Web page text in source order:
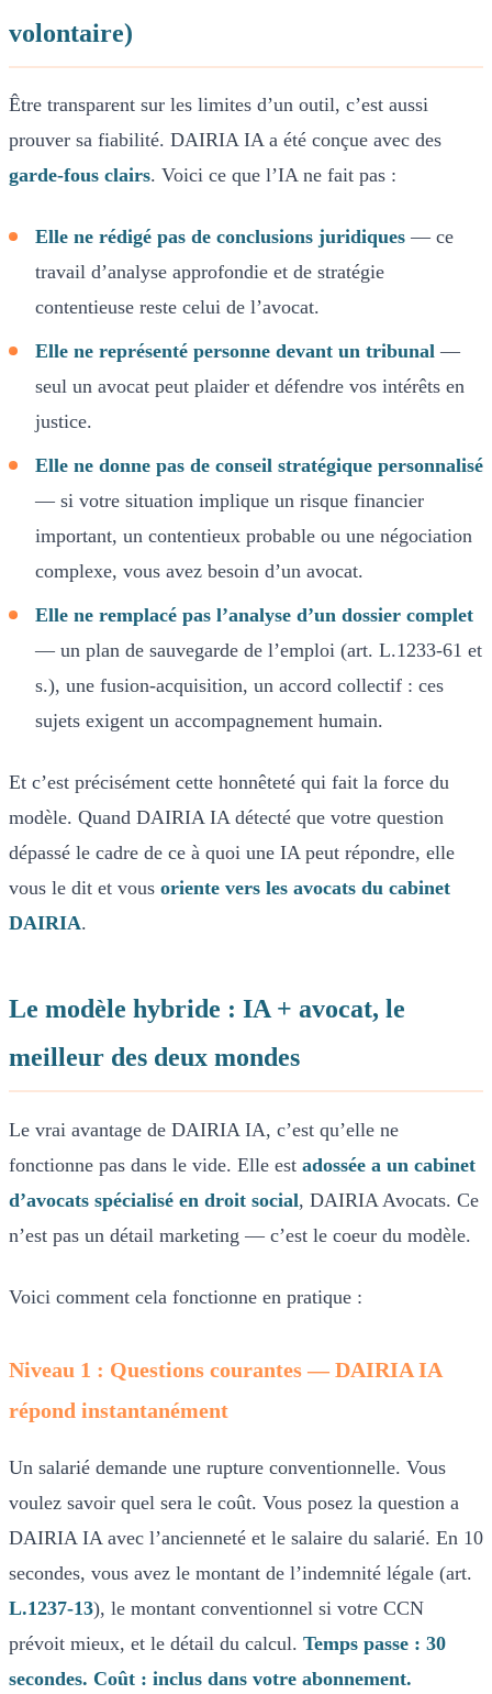
volontaire)
Être transparent sur les limites d’un outil, c’est aussi
prouver sa fiabilité. DAIRIA IA a été conçue avec des
garde-fous clairs. Voici ce que l’IA ne fait pas :
Elle ne rédigé pas de conclusions juridiques — ce
travail d’analyse approfondie et de stratégie
contentieuse reste celui de l’avocat.
Elle ne représenté personne devant un tribunal —
seul un avocat peut plaider et défendre vos intérêts en
justice.
Elle ne donne pas de conseil stratégique personnalisé
— si votre situation implique un risque financier
important, un contentieux probable ou une négociation
complexe, vous avez besoin d’un avocat.
Elle ne remplacé pas l’analyse d’un dossier complet
— un plan de sauvegarde de l’emploi (art. L.1233-61 et
s.), une fusion-acquisition, un accord collectif : ces
sujets exigent un accompagnement humain.
Et c’est précisément cette honnêteté qui fait la force du
modèle. Quand DAIRIA IA détecté que votre question
dépassé le cadre de ce à quoi une IA peut répondre, elle
vous le dit et vous oriente vers les avocats du cabinet
DAIRIA.
Le modèle hybride : IA + avocat, le
meilleur des deux mondes
Le vrai avantage de DAIRIA IA, c’est qu’elle ne
fonctionne pas dans le vide. Elle est adossée a un cabinet
d’avocats spécialisé en droit social, DAIRIA Avocats. Ce
n’est pas un détail marketing — c’est le coeur du modèle.
Voici comment cela fonctionne en pratique :
Niveau 1 : Questions courantes — DAIRIA IA
répond instantanément
Un salarié demande une rupture conventionnelle. Vous
voulez savoir quel sera le coût. Vous posez la question a
DAIRIA IA avec l’ancienneté et le salaire du salarié. En 10
secondes, vous avez le montant de l’indemnité légale (art.
L.1237-13), le montant conventionnel si votre CCN
prévoit mieux, et le détail du calcul. Temps passe : 30
secondes. Coût : inclus dans votre abonnement.